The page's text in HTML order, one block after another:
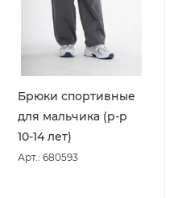
Брюки спортивные
для мальчика (р-р
10-14 лет)
Арт.: 680593